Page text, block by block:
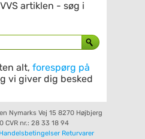
artiklen - søg i
alt, forespørg på
vi giver dig besked
Nymarks Vej 15 8270 Højbjerg
CVR nr.: 28 33 18 94
Handelsbetingelser Returvarer